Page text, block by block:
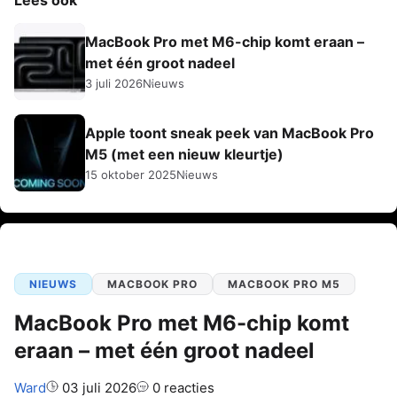
MacBook Pro met M6-chip komt eraan –
met één groot nadeel
3 juli 2026Nieuws
Apple toont sneak peek van MacBook Pro
M5 (met een nieuw kleurtje)
15 oktober 2025Nieuws
NIEUWS MACBOOK PRO MACBOOK PRO M5
MacBook Pro met M6-chip komt
eraan – met één groot nadeel
Auteur:
Ward 03 juli 2026 0 reacties